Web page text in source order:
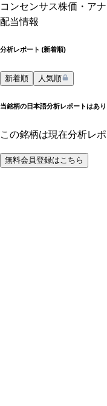
コンセンサス株価 ・ア
配当情報
分析レポート (新着順)
新着順 人気順
当銘柄の日本語分析レポートはあ
この銘柄は現在分析レ
無料会員登録はこちら